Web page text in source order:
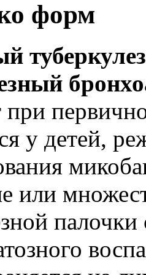
форм
при
у детей,
или